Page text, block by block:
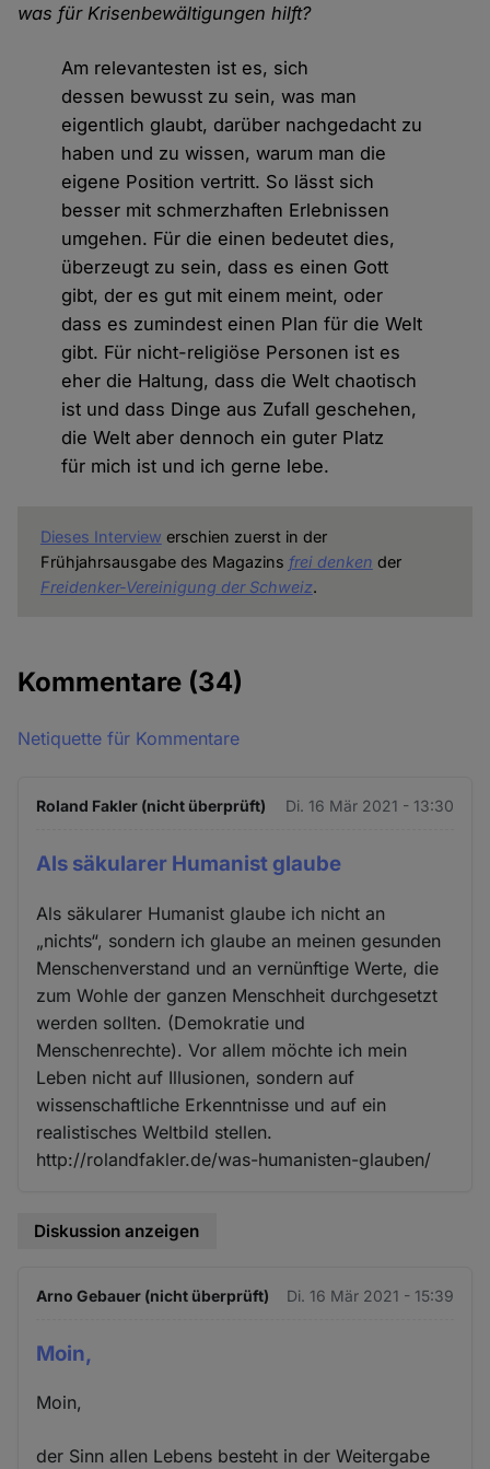
was für Krisenbewältigungen hilft?
Am relevantesten ist es, sich
dessen bewusst zu sein, was man
eigentlich glaubt, darüber nachgedacht zu
haben und zu wissen, warum man die
eigene Position vertritt. So lässt sich
besser mit schmerzhaften Erlebnissen
umgehen. Für die einen bedeutet dies,
überzeugt zu sein, dass es einen Gott
gibt, der es gut mit einem meint, oder
dass es zumindest einen Plan für die Welt
gibt. Für nicht-religiöse Personen ist es
eher die Haltung, dass die Welt chaotisch
ist und dass Dinge aus Zufall geschehen,
die Welt aber dennoch ein guter Platz
für mich ist und ich gerne lebe.
Dieses Interview erschien zuerst in der
Frühjahrsausgabe des Magazins frei denken der
Freidenker-Vereinigung der Schweiz.
Kommentare (34)
Netiquette für Kommentare
Roland Fakler (nicht überprüft) Di. 16 Mär 2021 - 13:30
Als säkularer Humanist glaube
Als säkularer Humanist glaube ich nicht an
„nichts“, sondern ich glaube an meinen gesunden
Menschenverstand und an vernünftige Werte, die
zum Wohle der ganzen Menschheit durchgesetzt
werden sollten. (Demokratie und
Menschenrechte). Vor allem möchte ich mein
Leben nicht auf Illusionen, sondern auf
wissenschaftliche Erkenntnisse und auf ein
realistisches Weltbild stellen.
http://rolandfakler.de/was-humanisten-glauben/
Diskussion anzeigen
Arno Gebauer (nicht überprüft) Di. 16 Mär 2021 - 15:39
Moin,
Moin,
der Sinn allen Lebens besteht in der Weitergabe